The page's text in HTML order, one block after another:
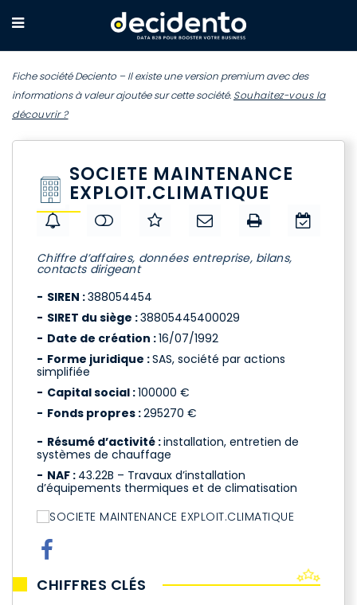
Fiche société Deciento – Il existe une version premium avec des
informations à valeur ajoutée sur cette société. Souhaitez-vous la
découvrir ?
SOCIETE MAINTENANCE
EXPLOIT.CLIMATIQUE
Chiffre d’affaires, données entreprise, bilans,
contacts dirigeant
SIREN :388054454
SIRET du siège :38805445400029
Date de création :16/07/1992
Forme juridique :SAS, société par actions
simplifiée
Capital social :100000 €
Fonds propres :295270 €
Résumé d’activité :installation, entretien de
systèmes de chauffage
NAF : 43.22B – Travaux d’installation
d’équipements thermiques et de climatisation
CHIFFRES CLÉS